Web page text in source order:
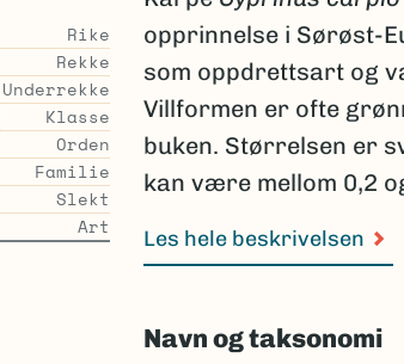
Rike
Rekke
Underrekke
Klasse
Orden
Familie
Slekt
Art
opprinnelse i Sørøst-
som oppdrettsart og
Villformen er ofte
buken. Størrelsen er
kan være mellom 0,2
Les hele beskrivelsen
Navn og taksonomi